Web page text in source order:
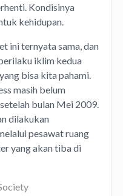
Kondisinya
kehidupan.
ini ternyata sama, dan
iklim kedua
bisa kita pahami.
masih belum
bulan Mei 2009.
dilakukan
pesawat ruang
yang akan tiba di